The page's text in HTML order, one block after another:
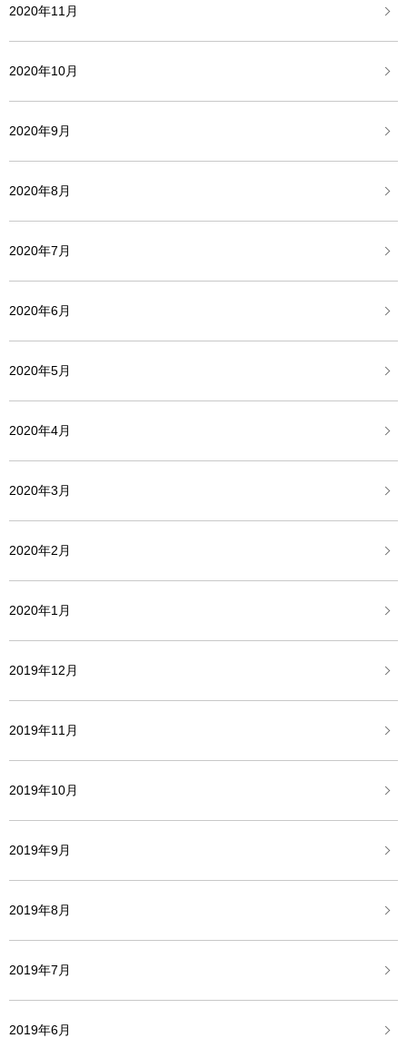
2020年11月
2020年10月
2020年9月
2020年8月
2020年7月
2020年6月
2020年5月
2020年4月
2020年3月
2020年2月
2020年1月
2019年12月
2019年11月
2019年10月
2019年9月
2019年8月
2019年7月
2019年6月